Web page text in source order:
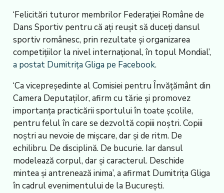
‘Felicitări tuturor membrilor Federației Române de
Dans Sportiv pentru că ați reușit să duceți dansul
sportiv românesc, prin rezultate și organizarea
competițiilor la nivel internațional, în topul Mondial’,
a postat Dumitrița Gliga pe Facebook.
‘Ca vicepreședinte al Comisiei pentru Învățământ din
Camera Deputaților, afirm cu tărie și promovez
importanța practicării sportului în toate școlile,
pentru felul în care se dezvoltă copiii noștri. Copiii
noștri au nevoie de mișcare, dar și de ritm. De
echilibru. De disciplină. De bucurie. Iar dansul
modelează corpul, dar și caracterul. Deschide
mintea și antrenează inima’, a afirmat Dumitrița Gliga
în cadrul evenimentului de la București.